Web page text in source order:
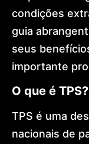
condições
guia
seus
importante
O que é TPS?
TPS é uma
nacionais de